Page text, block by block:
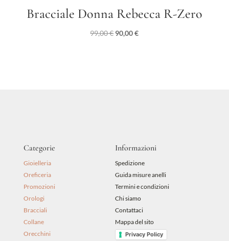
Bracciale Donna Rebecca R-Zero
99,00€ Il
90,00€Il
Categorie
Gioielleria
Oreficeria
Promozioni
Orologi
Bracciali
Collane
Orecchini
Informazioni
Spedizione
Guida misure anelli
Termini e condizioni
Chi siamo
Contattaci
Mappa del sito
Privacy Policy